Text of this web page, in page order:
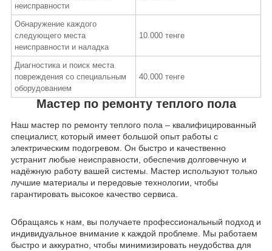
неисправности
Обнаружение каждого
следующего места
неисправности и наладка
10.000 тенге
Диагностика и поиск места
повреждения со специальным
оборудованием
40.000 тенге
Мастер по ремонту теплого пола
Наш мастер по ремонту теплого пола – квалифицированный
специалист, который имеет большой опыт работы с
электрическим подогревом. Он быстро и качественно
устранит любые неисправности, обеспечив долговечную и
надёжную работу вашей системы. Мастер используют только
лучшие материалы и передовые технологии, чтобы
гарантировать высокое качество сервиса.
Обращаясь к нам, вы получаете профессиональный подход и
индивидуальное внимание к каждой проблеме. Мы работаем
быстро и аккуратно, чтобы минимизировать неудобства для